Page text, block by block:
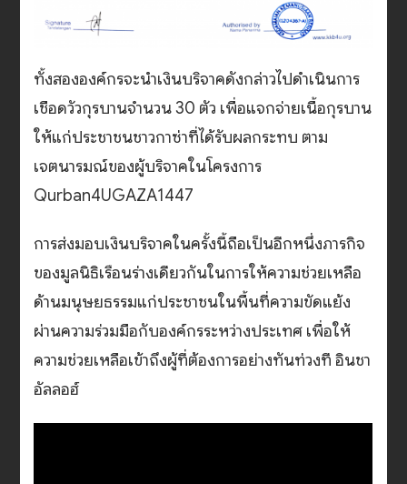
ทั้งสององค์กรจะนำเงินบริจาคดังกล่าวไปดำเนินการ
เชือดวัวกุรบานจำนวน 30 ตัว เพื่อแจกจ่ายเนื้อกุรบาน
ให้แก่ประชาชนชาวกาซ่าที่ได้รับผลกระทบ ตาม
เจตนารมณ์ของผู้บริจาคในโครงการ
Qurban4UGAZA1447
การส่งมอบเงินบริจาคในครั้งนี้ถือเป็นอีกหนึ่งภารกิจ
ของมูลนิธิเรือนร่างเดียวกันในการให้ความช่วยเหลือ
ด้านมนุษยธรรมแก่ประชาชนในพื้นที่ความขัดแย้ง
ผ่านความร่วมมือกับองค์กรระหว่างประเทศ เพื่อให้
ความช่วยเหลือเข้าถึงผู้ที่ต้องการอย่างทันท่วงที อินชา
อัลลอฮ์